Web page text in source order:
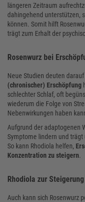
längeren Zeitraum
dahingehend unterstützen,
können. Somit hilft
trägt zum Erhalt der
Rosenwurz bei
Neue Studien deuten
(chronischer) Erschöpfung
schlechter Schlaf, oft
wiederum die Folge von
Nebenwirkungen haben
Aufgrund der adaptogenen
Symptome lindern und trägt
So kann Rhodiola helfen,
Konzentration zu steigern.
Rhodiola zur
Auch kann sich Rosenwurz